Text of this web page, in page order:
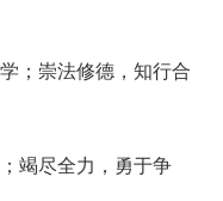
；崇法修德，知行合
竭尽全力，勇于争